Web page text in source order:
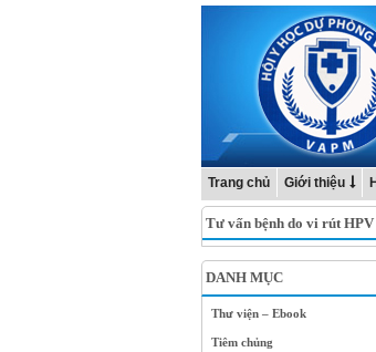
Trang chủ Giới thiệu
Tư vấn bệnh do vi rút HPV
DANH MỤC
Thư viện – Ebook
Tiêm chủng